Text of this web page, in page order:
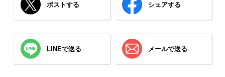
ポストする シェアする
LINEで送る メールで送る